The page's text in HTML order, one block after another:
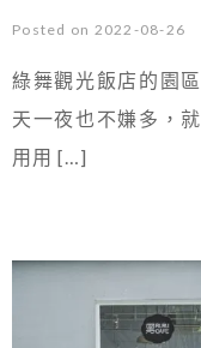
Posted on 2022-08-26
綠舞觀光飯店的園
天一夜也不嫌多，
用用 […]